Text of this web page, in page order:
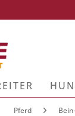
Pferd